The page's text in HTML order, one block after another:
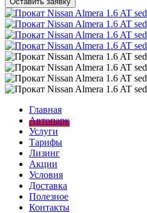
Главная
Автопарк
Услуги
Тарифы
Лизинг
Акции
Условия
Доставка
Полезное
Контакты